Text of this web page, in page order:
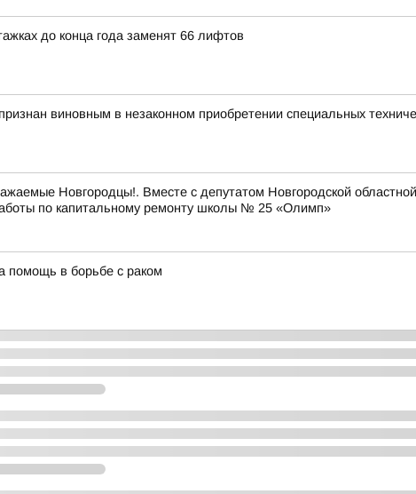
до конца года заменят 66 лифтов
виновным в незаконном приобретении специальных
Новгородцы!. Вместе с депутатом Новгородской
по капитальному ремонту школы № 25 «Олимп»
помощь в борьбе с раком